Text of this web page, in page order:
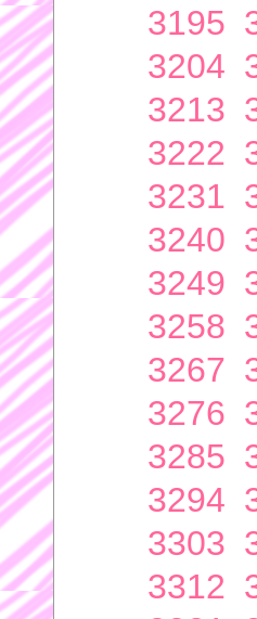
3195
3204
3213
3222
3231
3240
3249
3258
3267
3276
3285
3294
3303
3312